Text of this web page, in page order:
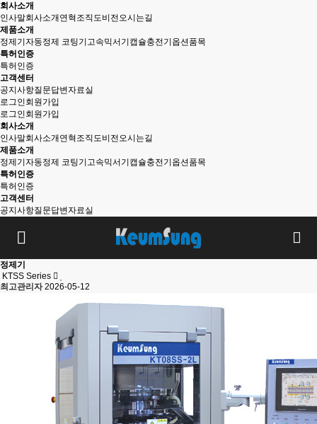
회사소개
인사말회사소개 연혁 조직도비전오시는길
제품소개
정제기 자동정제 코팅기 고속믹서기 캡슐충전기 옵션품목
특허인증
특허인증
고객센터
공지사항질문답변자료실
로그인회원가입
로그인회원가입
회사소개
인사말회사소개 연혁 조직도비전오시는길
제품소개
정제기 자동정제 코팅기 고속믹서기 캡슐충전기 옵션품목
특허인증
특허인증
고객센터
공지사항질문답변자료실
정제기
KTSS Series
최고관리자 2026-05-12